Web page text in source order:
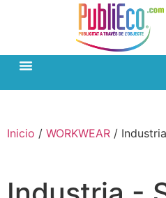
Inicio / WORKWEAR /